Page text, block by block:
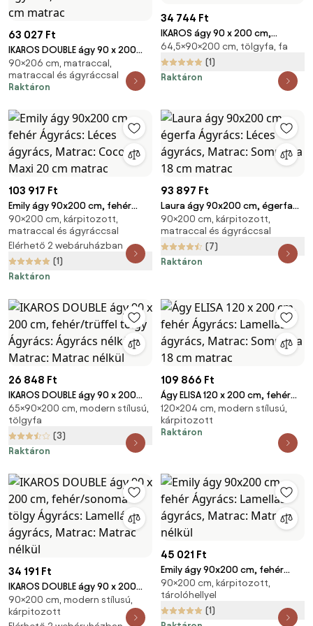
63 027 Ft
IKAROS DOUBLE ágy 90 x 200
cm, fehér/sonoma tölgy
Ágyrács: Lamellás ágyrács,
Matrac: Deluxe 10 cm matrac
90×206 cm, matraccal,
matraccal és ágyráccsal
Raktáron
34 744 Ft
IKAROS ágy 90 x 200 cm,
artisan tölgy/fehér Ágyrács:
Léces ágyrács, Matrac: Matrac
nélkül
64,5×90×200 cm, tölgyfa, fa
(1)
Raktáron
103 917 Ft
Emily ágy 90x200 cm, fehér
Ágyrács: Léces ágyrács,
Matrac: Coco Maxi 20 cm
matrac
90×200 cm, kárpitozott,
matraccal és ágyráccsal
Elérhető 2 webáruházban
(1)
Raktáron
93 897 Ft
Laura ágy 90x200 cm, égerfa
Ágyrács: Léces ágyrács,
Matrac: Sommera 18 cm matrac
90×200 cm, kárpitozott,
matraccal és ágyráccsal
(7)
Raktáron
26 848 Ft
IKAROS DOUBLE ágy 90 x 200
cm, fehér/trüffel tölgy Ágyrács:
Ágyrács nélkül, Matrac: Matrac
nélkül
65×90×200 cm, modern stílusú,
tölgyfa
(3)
Raktáron
109 866 Ft
Ágy ELISA 120 x 200 cm, fehér
Ágyrács: Lamellás ágyrács,
Matrac: Sommera 18 cm matrac
120×204 cm, modern stílusú,
kárpitozott
Raktáron
34 191 Ft
IKAROS DOUBLE ágy 90 x 200
cm, fehér/sonoma tölgy
Ágyrács: Lamellás ágyrács,
90×200 cm, modern stílusú,
kárpitozott
45 021 Ft
Emily ágy 90x200 cm, fehér
Ágyrács: Lamellás ágyrács,
Matrac: Matrac nélkül
90×200 cm, kárpitozott,
tárolóhellyel
(1)